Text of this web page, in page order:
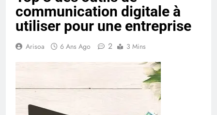
communication digitale à
utiliser pour une entreprise
Arisoa 6 Ans Ago 2 3 Mins